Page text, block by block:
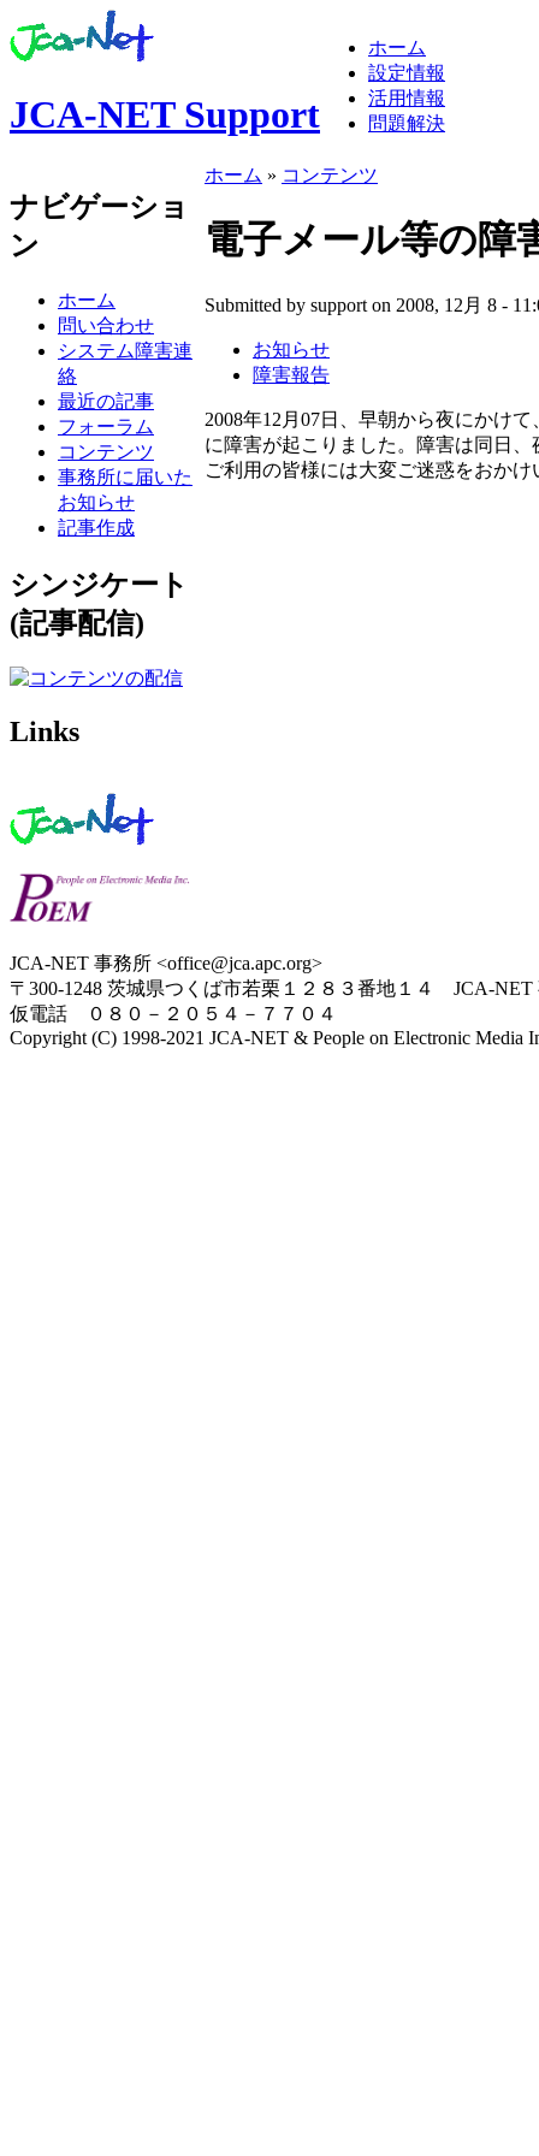
JCA-NET Support
ホーム
設定情報
活用情報
問題解決
ナビゲーショ
ン
ホーム
問い合わせ
システム障害連
絡
最近の記事
フォーラム
コンテンツ
事務所に届いた
お知らせ
記事作成
シンジケート
(記事配信)
Links
ホーム » コンテンツ
電子メール等の障
Submitted by support on 2008, 12月 8 -
お知らせ
障害報告
2008年12月07日、早朝から夜にかけ
に障害が起こりました。障害は同日
ご利用の皆様には大変ご迷惑をおか
JCA-NET 事務所 <office@jca.apc.org>
〒300-1248 茨城県つくば市若栗１２８３番地１４ JCA-NET
仮電話 ０８０－２０５４－７７０４
Copyright (C) 1998-2021 JCA-NET & People on Electronic Media